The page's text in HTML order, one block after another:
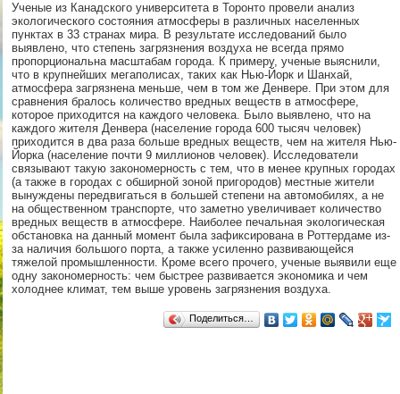
Ученые из Канадского университета в Торонто провели анализ
экологического состояния атмосферы в различных населенных
пунктах в 33 странах мира. В результате исследований было
выявлено, что степень загрязнения воздуха не всегда прямо
пропорциональна масштабам города. К примеру, ученые выяснили,
что в крупнейших мегаполисах, таких как Нью-Йорк и Шанхай,
атмосфера загрязнена меньше, чем в том же Денвере. При этом для
сравнения бралось количество вредных веществ в атмосфере,
которое приходится на каждого человека. Было выявлено, что на
каждого жителя Денвера (население города 600 тысяч человек)
приходится в два раза больше вредных веществ, чем на жителя Нью-
Йорка (население почти 9 миллионов человек). Исследователи
связывают такую закономерность с тем, что в менее крупных городах
(а также в городах с обширной зоной пригородов) местные жители
вынуждены передвигаться в большей степени на автомобилях, а не
на общественном транспорте, что заметно увеличивает количество
вредных веществ в атмосфере. Наиболее печальная экологическая
обстановка на данный момент была зафиксирована в Роттердаме из-
за наличия большого порта, а также усиленно развивающейся
тяжелой промышленности. Кроме всего прочего, ученые выявили еще
одну закономерность: чем быстрее развивается экономика и чем
холоднее климат, тем выше уровень загрязнения воздуха.
Поделиться…